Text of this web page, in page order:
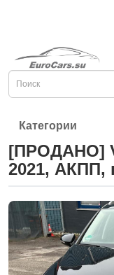
Категории
[ПРОДАНО]
2021, АКПП,